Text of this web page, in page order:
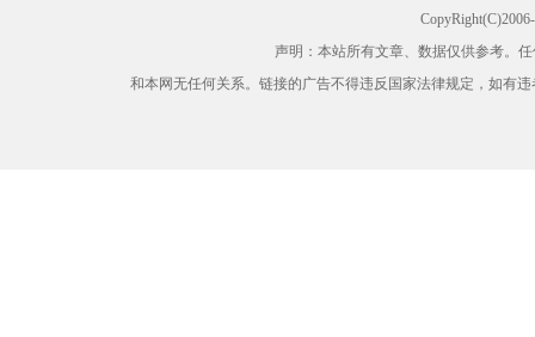
声明：本站所有文章、数据仅供参考。
和本网无任何关系。链接的广告不得违反国家法律规定，如有